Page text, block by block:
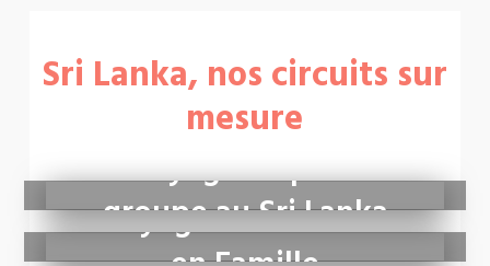
Sri Lanka, nos circuits sur
mesure
Voyage en petit
groupe au Sri Lanka
Voyage au Sri Lanka
Trekking au Sri